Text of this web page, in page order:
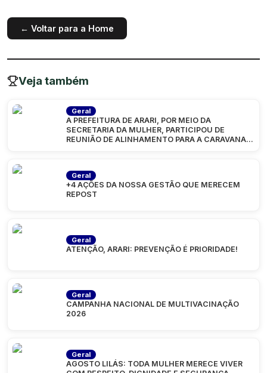
← Voltar para a Home
Veja também
Geral
A PREFEITURA DE ARARI, POR MEIO DA
SECRETARIA DA MULHER, PARTICIPOU DE
REUNIÃO DE ALINHAMENTO PARA A CARAVANA
Geral
+4 AÇÕES DA NOSSA GESTÃO QUE MERECEM
REPOST
Geral
ATENÇÃO, ARARI: PREVENÇÃO É PRIORIDADE!
Geral
CAMPANHA NACIONAL DE MULTIVACINAÇÃO
2026
Geral
AGOSTO LILÁS: TODA MULHER MERECE VIVER